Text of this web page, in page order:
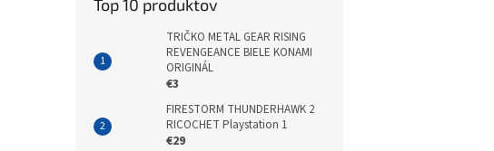
Top 10 produktov
TRIČKO METAL GEAR RISING
REVENGEANCE BIELE KONAMI
ORIGINÁL
€3
FIRESTORM THUNDERHAWK 2
RICOCHET Playstation 1
€29